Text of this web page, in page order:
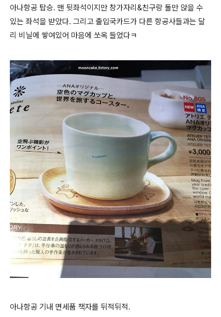
아나항공 탑승. 맨 뒷좌석이지만 창가자리&친구랑 둘만 앉을 수
있는 좌석을 받았다. 그리고 출입국카드가 다른 항공사들과는 달
리 비닐에 쌓여있어 마음에 쏘옥 들었다ㅋ
아나항공 기내 면세품 책자를 뒤적뒤적.